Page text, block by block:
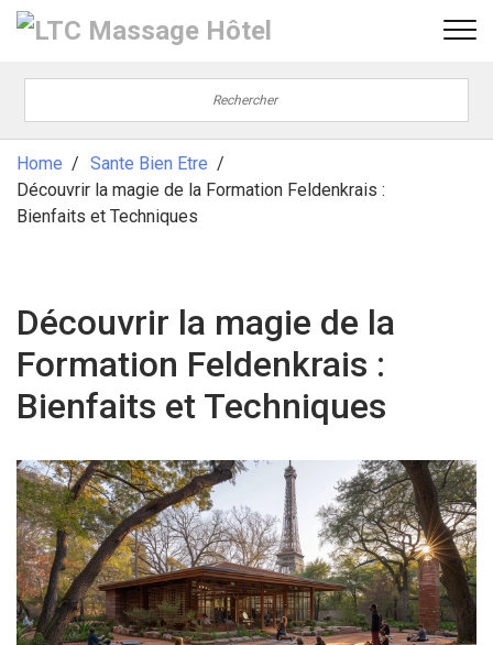
Home
Sante Bien Etre
Découvrir la magie de la Formation Feldenkrais :
Bienfaits et Techniques
Découvrir la magie de la
Formation Feldenkrais :
Bienfaits et Techniques